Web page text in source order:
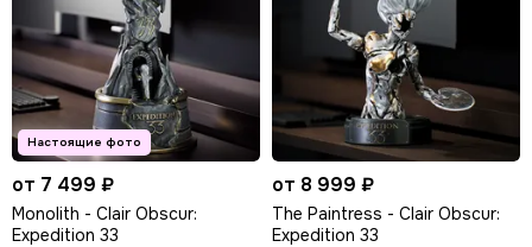
от 7 499 ₽
Monolith - Clair Obscur:
Expedition 33
от 8 999 ₽
The Paintress - Clair Obscur:
Expedition 33